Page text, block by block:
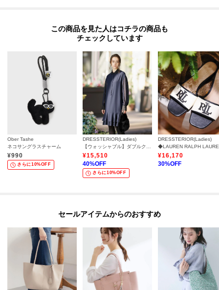
この商品を見た人はコチラの商品も
チェックしています
Ober Tashe
ネコサングラスチャーム
¥990
さらに10%OFF
DRESSTERIOR(Ladies)
【ウォッシャブル】ダブルクロスボリュームスリーブミニワンピース
¥15,510
40%OFF
さらに10%OFF
DRESSTERIOR(Ladies)
¥16,170
30%OFF
セールアイテムからのおすすめ